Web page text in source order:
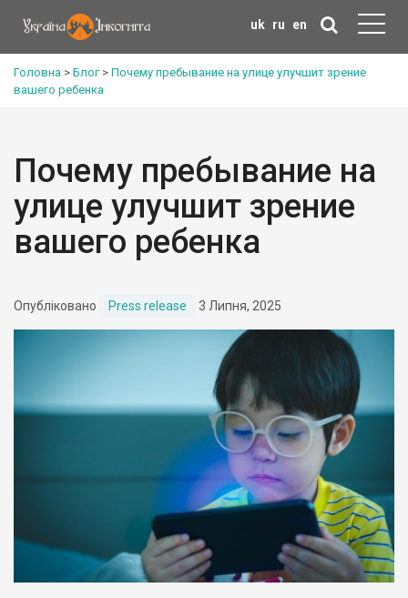
uk ru en
Головна > Блог> Почему пребывание на улице улучшит зрение
вашего ребенка
Почему пребывание на
улице улучшит зрение
вашего ребенка
Опубліковано Press release 3 Липня, 2025